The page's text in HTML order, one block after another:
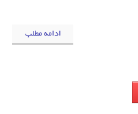
ادامه مطلب